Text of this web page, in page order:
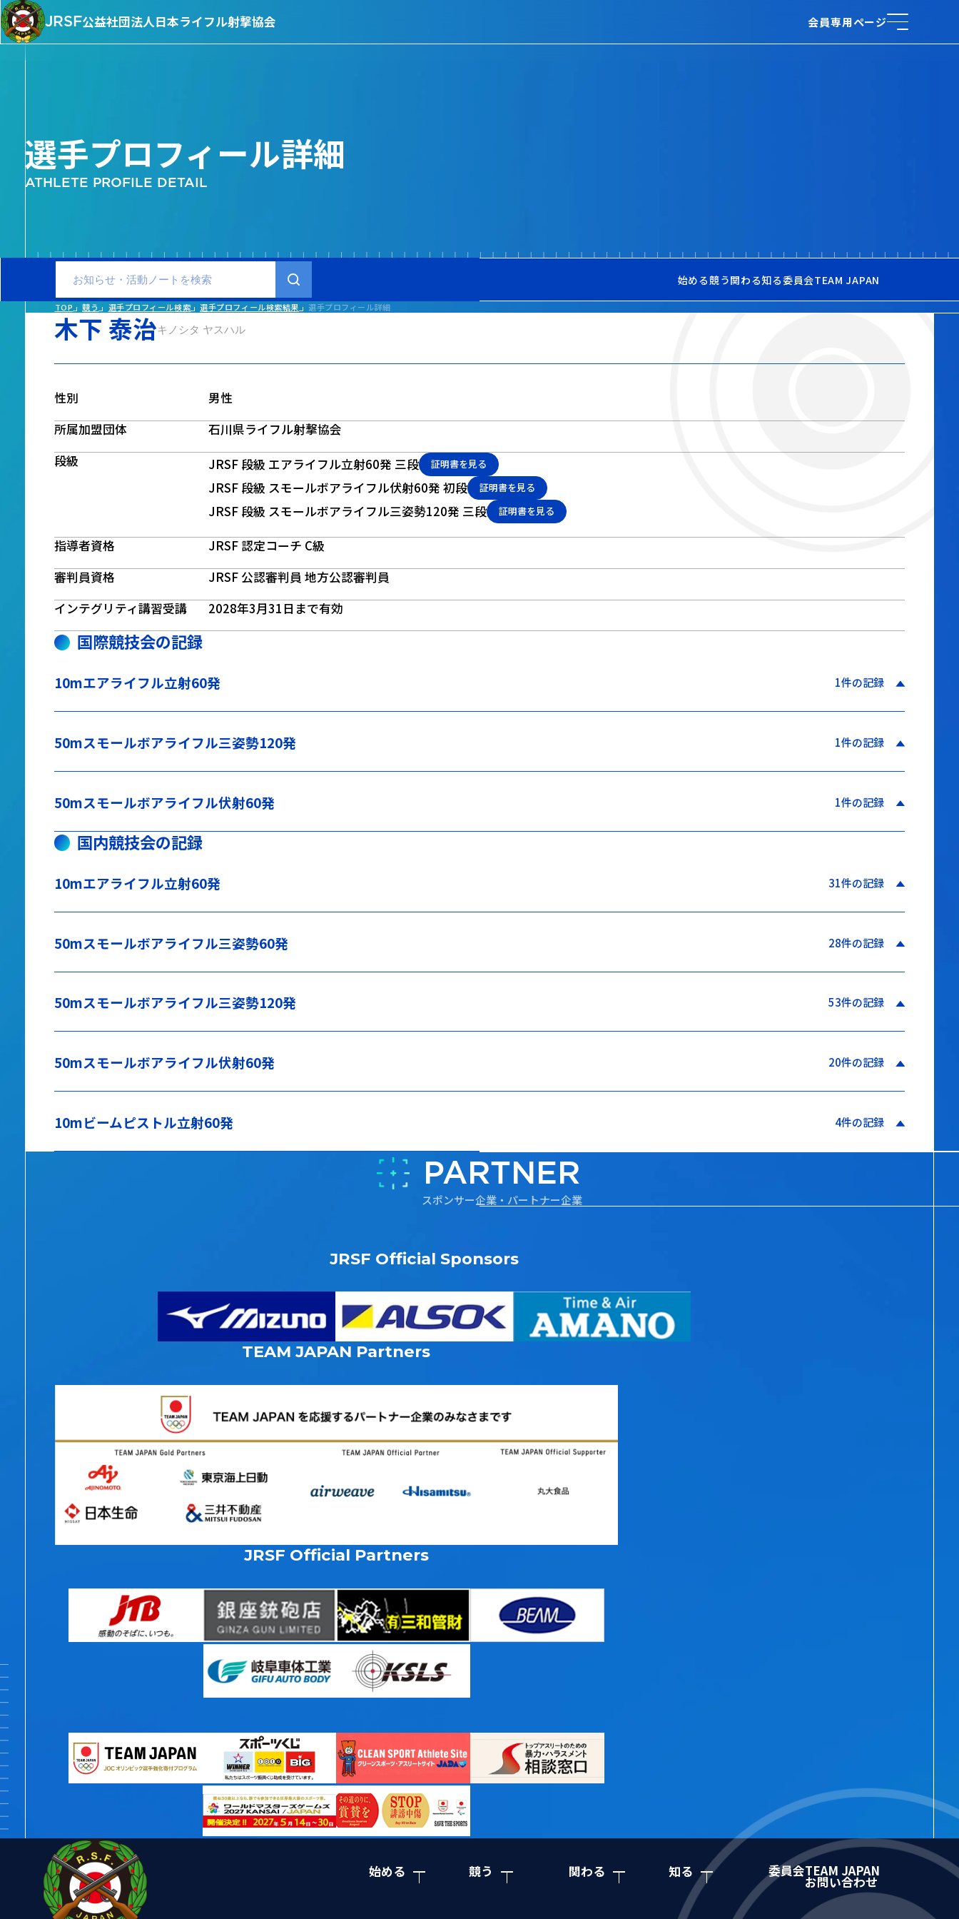
JRSF公益社団法人日本ライフル射撃協会 会員専用ページ
選手プロフィール詳細
ATHLETE PROFILE DETAIL
始める競う関わる知る委員会TEAM JAPAN
TOP 競う 選手プロフィール検索 選手プロフィール検索結果 選手プロフィール詳細
木下 泰治キノシタ ヤスハル
性別
男性
所属加盟団体
石川県ライフル射撃協会
段級
JRSF 段級 エアライフル立射60発 三段 証明書を見る
JRSF 段級 スモールボアライフル伏射60発 初段 証明書を見る
JRSF 段級 スモールボアライフル三姿勢120発 三段 証明書を見る
指導者資格
JRSF 認定コーチ C級
審判員資格
JRSF 公認審判員 地方公認審判員
インテグリティ講習受講
2028年3月31日まで有効
国際競技会の記録
10mエアライフル立射60発 1件の記録
50mスモールボアライフル三姿勢120発 1件の記録
50mスモールボアライフル伏射60発 1件の記録
国内競技会の記録
10mエアライフル立射60発 31件の記録
50mスモールボアライフル三姿勢60発 28件の記録
50mスモールボアライフル三姿勢120発 53件の記録
50mスモールボアライフル伏射60発 20件の記録
10mビームピストル立射60発 4件の記録
スポンサー企業・パートナー企業
PARTNER
JRSF Official Sponsors
TEAM JAPAN Partners
JRSF Official Partners
始める 競う 関わる 知る 委員会TEAM JAPAN
お問い合わせ